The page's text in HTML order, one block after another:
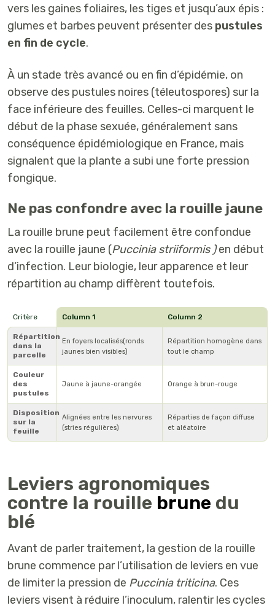
vers les gaines foliaires, les tiges et jusqu’aux épis :
glumes et barbes peuvent présenter des pustules
en fin de cycle.
À un stade très avancé ou en fin d’épidémie, on
observe des pustules noires (téleutospores) sur la
face inférieure des feuilles. Celles-ci marquent le
début de la phase sexuée, généralement sans
conséquence épidémiologique en France, mais
signalent que la plante a subi une forte pression
fongique.
Ne pas confondre avec la rouille jaune
La rouille brune peut facilement être confondue
avec la rouille jaune (Puccinia striiformis )en début
d’infection. Leurbiologie, leurapparence et leur
répartition au champ diffèrent toutefois.
Critère Column 1 Column 2
Répartition
dans la
parcelle
En foyers localisés(ronds
jaunes bien visibles)
Répartition homogène dans
tout le champ
Couleur
des
pustules
Jaune à jaune-orangée Orange à brun-rouge
Disposition
sur la
feuille
Alignées entre les nervures
(stries régulières)
Réparties de façon diffuse
et aléatoire
Leviers agronomiques
contre la rouille brune du
blé
Avant de parler traitement, la gestion de la rouille
brune commence par l’utilisation de leviers en vue
de limiter la pression de Puccinia triticina. Ces
leviers visent à réduire l’inoculum, ralentir les cycles